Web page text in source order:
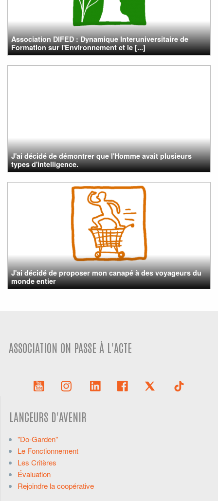
Association DIFED : Dynamique Interuniversitaire de
Formation sur l'Environnement et le [...]
J'ai décidé de démontrer que l'Homme avait plusieurs
types d'intelligence.
J'ai décidé de proposer mon canapé à des voyageurs du
monde entier
ASSOCIATION ON PASSE À L'ACTE
LANCEURS D'AVENIR
"Do-Garden"
Le Fonctionnement
Les Critères
Évaluation
Rejoindre la coopérative